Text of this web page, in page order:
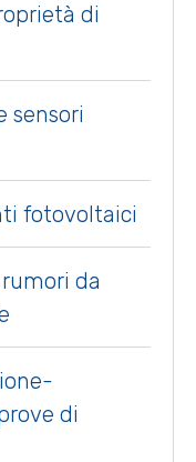
di
sensori
fotovoltaici
da
di